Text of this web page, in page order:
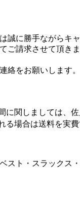
誠に勝手ながらキ
ご請求させて頂
絡をお願いします。
関しましては、
場合は送料を実費
ト・スラック